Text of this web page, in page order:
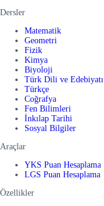
Dersler
Matematik
Geometri
Fizik
Kimya
Biyoloji
Türk Dili ve Edebiyatı
Türkçe
Coğrafya
Fen Bilimleri
İnkılap Tarihi
Sosyal Bilgiler
Araçlar
YKS Puan Hesaplama
LGS Puan Hesaplama
Özellikler